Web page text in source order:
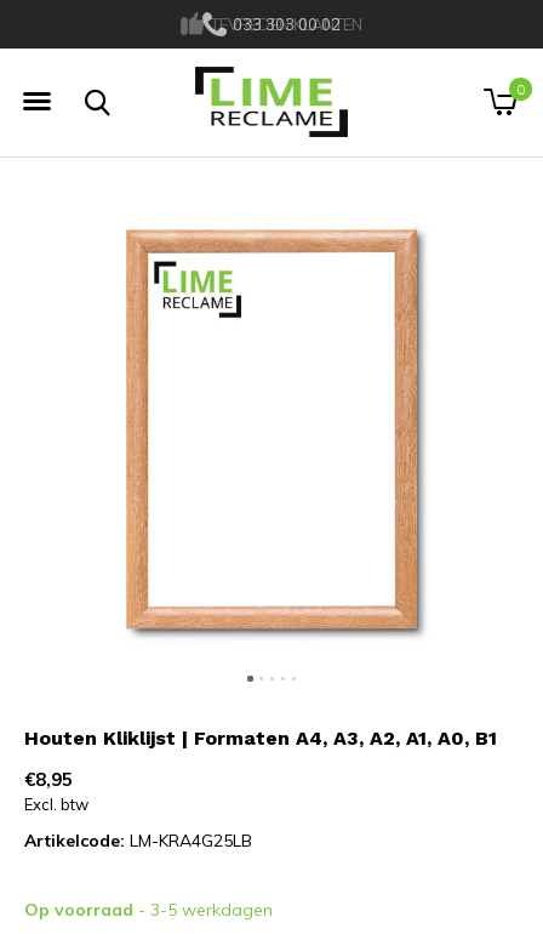
TEVREDEN KLANTEN
033 303 00 02
0
Houten Kliklijst | Formaten A4, A3, A2, A1, A0, B1
€8,95
Excl. btw
Artikelcode: LM-KRA4G25LB
Op voorraad - 3-5 werkdagen